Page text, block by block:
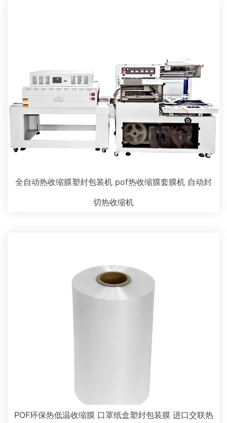
全自动热收缩膜塑封包装机 pof热收缩膜套膜机 自动封
切热收缩机
POF环保热低温收缩膜 口罩纸盒塑封包装膜 进口交联热